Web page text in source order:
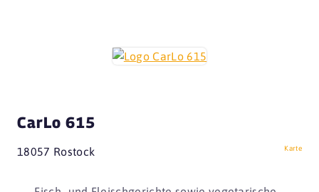
CarLo 615
18057 Rostock Karte